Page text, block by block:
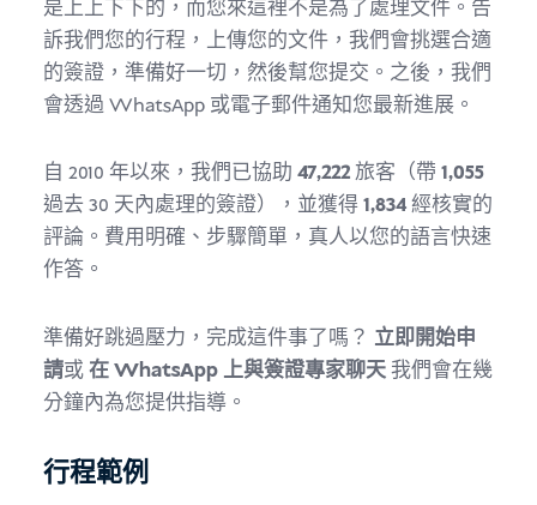
是上上下下的，而您來這裡不是為了處理文件。告
訴我們您的行程，上傳您的文件，我們會挑選合適
的簽證，準備好一切，然後幫您提交。之後，我們
會透過 WhatsApp 或電子郵件通知您最新進展。
自 2010 年以來，我們已協助 47,222旅客（帶 1,055
過去 30 天內處理的簽證），並獲得1,834經核實的
評論。費用明確、步驟簡單，真人以您的語言快速
作答。
準備好跳過壓力，完成這件事了嗎？ 立即開始申
請或在 WhatsApp 上與簽證專家聊天我們會在幾
分鐘內為您提供指導。
行程範例